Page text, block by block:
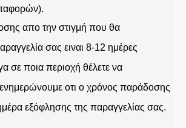
απο την στιγμή που θα
σας ειναι 8-12 ημέρες
σε ποια περιοχή θέλετε να
οτι ο χρόνος παράδοσης
εξόφλησης της παραγγελίας σας.